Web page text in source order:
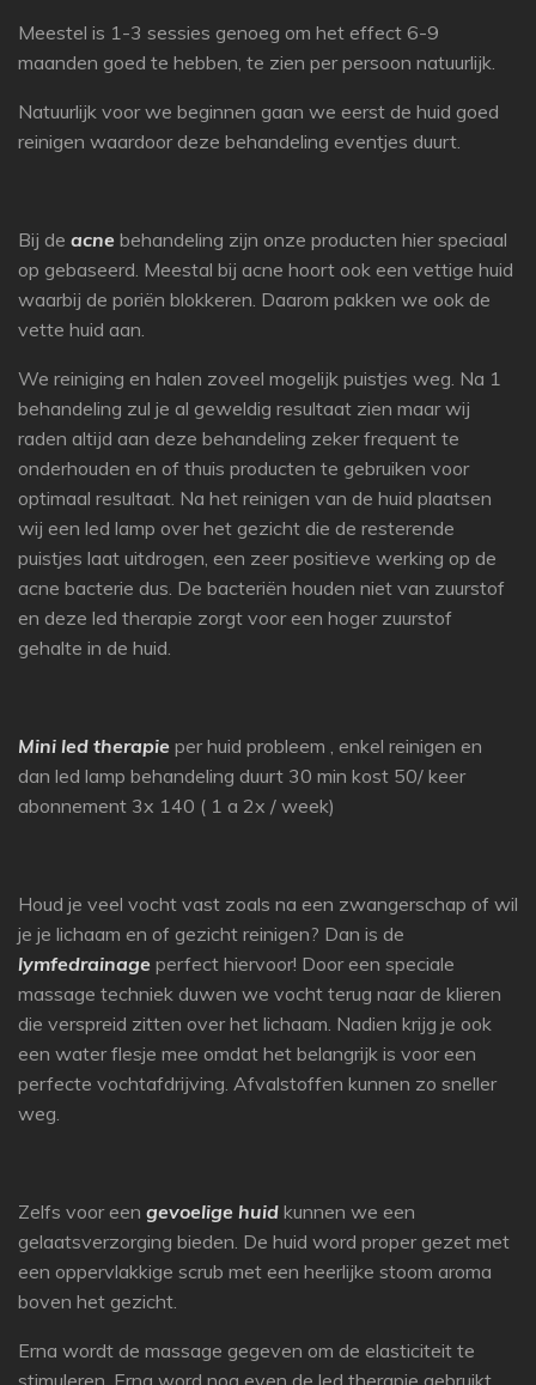
Meestel is 1-3 sessies genoeg om het effect 6-9
maanden goed te hebben, te zien per persoon natuurlijk.
Natuurlijk voor we beginnen gaan we eerst de huid goed
reinigen waardoor deze behandeling eventjes duurt.
Bij de acne behandeling zijn onze producten hier speciaal
op gebaseerd. Meestal bij acne hoort ook een vettige huid
waarbij de poriën blokkeren. Daarom pakken we ook de
vette huid aan.
We reiniging en halen zoveel mogelijk puistjes weg. Na 1
behandeling zul je al geweldig resultaat zien maar wij
raden altijd aan deze behandeling zeker frequent te
onderhouden en of thuis producten te gebruiken voor
optimaal resultaat. Na het reinigen van de huid plaatsen
wij een led lamp over het gezicht die de resterende
puistjes laat uitdrogen, een zeer positieve werking op de
acne bacterie dus. De bacteriën houden niet van zuurstof
en deze led therapie zorgt voor een hoger zuurstof
gehalte in de huid.
Mini led therapie per huid probleem , enkel reinigen en
dan led lamp behandeling duurt 30 min kost 50/ keer
abonnement 3x 140 ( 1 a 2x / week)
Houd je veel vocht vast zoals na een zwangerschap of wil
je je lichaam en of gezicht reinigen? Dan is de
lymfedrainage perfect hiervoor! Door een speciale
massage techniek duwen we vocht terug naar de klieren
die verspreid zitten over het lichaam. Nadien krijg je ook
een water flesje mee omdat het belangrijk is voor een
perfecte vochtafdrijving. Afvalstoffen kunnen zo sneller
weg.
Zelfs voor een gevoelige huid kunnen we een
gelaatsverzorging bieden. De huid word proper gezet met
een oppervlakkige scrub met een heerlijke stoom aroma
boven het gezicht.
Erna wordt de massage gegeven om de elasticiteit te